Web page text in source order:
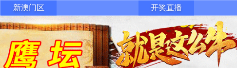
新澳门区 开奖直播